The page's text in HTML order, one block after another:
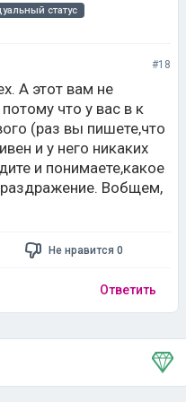
статус
#18
А этот вам не
что у вас в к
(раз вы пишете,что
и у него никаких
и понимаете,какое
Вобщем,
Не нравится 0
Ответить